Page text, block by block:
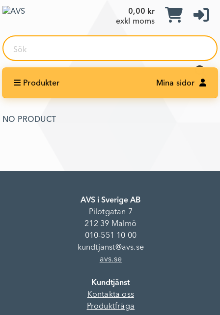
0,00 kr
exkl moms
Sök
Produkter Mina sidor
NO PRODUCT
AVS i Sverige AB
Pilotgatan 7
212 39 Malmö
010-551 10 00
kundtjanst@avs.se
avs.se
Kundtjänst
Kontakta oss
Produktfråga